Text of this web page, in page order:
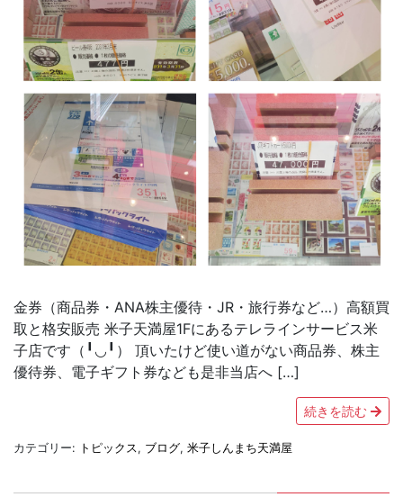
金券（商品券・ANA株主優待・JR・旅行券など…）高額買
取と格安販売 米子天満屋1Fにあるテレラインサービス米
子店です（╹◡╹） 頂いたけど使い道がない商品券、株主
優待券、電子ギフト券なども是非当店へ […]
続きを読む
カテゴリー: トピックス, ブログ, 米子しんまち天満屋